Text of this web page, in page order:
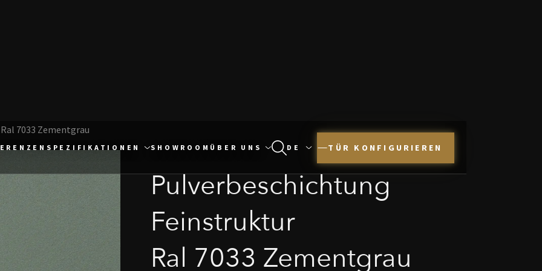
SPEZIFIKATIONEN SHOWROOM ÜBER UNS TÜR KONFIGURIEREN
Ral 7033 Zementgrau
Pulverbeschichtung
Feinstruktur
Ral 7033 Zementgrau